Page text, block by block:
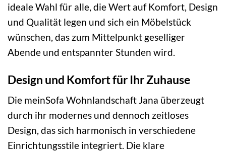
ideale Wahl für alle, die Wert auf Komfort, Design
und Qualität legen und sich ein Möbelstück
wünschen, das zum Mittelpunkt geselliger
Abende und entspannter Stunden wird.
Design und Komfort für Ihr Zuhause
Die meinSofa Wohnlandschaft Jana überzeugt
durch ihr modernes und dennoch zeitloses
Design, das sich harmonisch in verschiedene
Einrichtungsstile integriert. Die klare